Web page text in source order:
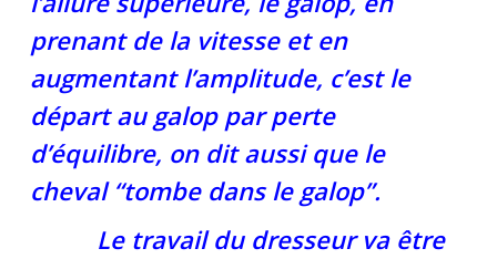
prenant de la vitesse et en
augmentant l’amplitude, c’est le
départ au galop par perte
d’équilibre, on dit aussi que le
cheval “tombe dans le galop”.
Le travail du dresseur va être